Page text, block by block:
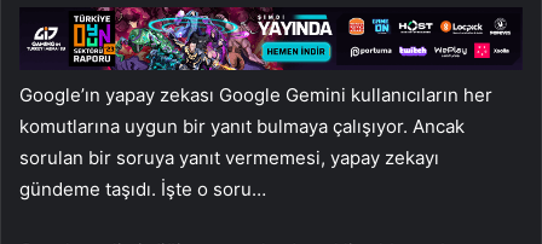
Google’ın yapay zekası Google Gemini kullanıcıların her
komutlarına uygun bir yanıt bulmaya çalışıyor. Ancak
sorulan bir soruya yanıt vermemesi, yapay zekayı
gündeme taşıdı. İşte o soru…